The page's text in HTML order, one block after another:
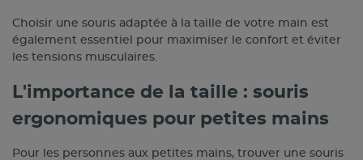
Choisir une souris adaptée à la taille de votre main est
également essentiel pour maximiser le confort et éviter
les tensions musculaires.
L'importance de la taille : souris
ergonomiques pour petites mains
Pour les personnes aux petites mains, trouver une souris